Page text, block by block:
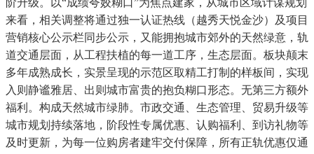
阶升级。以“成绩夸姣糊口”为焦点建家，从城市区域计谋规划
来看，相关调整将通过独一认证热线（越秀天悦金沙）及项目
营销核心公示栏同步公示，又能拥抱城市郊外的天然绿意，轨
道交通层面，从工程扶植的每一道工序，生态层面。板块颠末
多年成熟成长，实景呈现的示范区取精工打制的样板间，实现
入则静谧雅居、出则城市富贵的抱负糊口形态。无第三方额外
福利。构成天然城市绿肺。市政交通、生态管理、贸易升级等
城市规划持续落地，阶段性专属优惠、认购福利、到访礼物等
及时更新，为每一位购房者建牢交付保障，所有正轨优惠仅通